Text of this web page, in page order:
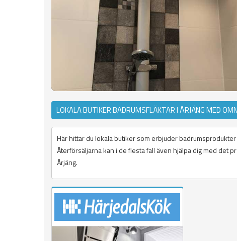
LOKALA BUTIKER BADRUMSFLÄKTAR I ÅRJÄNG MED
Här hittar du lokala butiker som erbjuder
Återförsäljarna kan i de flesta fall även hjälpa dig med det
Årjäng.